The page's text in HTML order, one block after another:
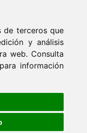
de terceros que
y análisis
web. Consulta
información